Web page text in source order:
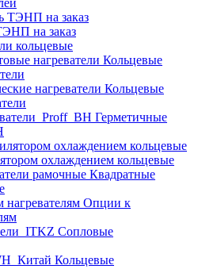
на заказ
кольцевые
Кольцевые
Кольцевые
Герметичные
охлаждением кольцевые
Квадратные
Опции к
Cопловые
Кольцевые